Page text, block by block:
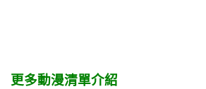
更多動漫清單介紹